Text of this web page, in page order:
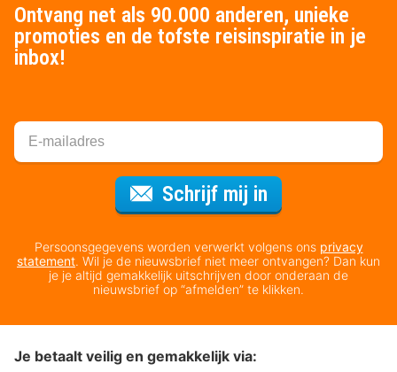
Ontvang net als 90.000 anderen, unieke
promoties en de tofste reisinspiratie in je
inbox!
Schrijf mij in
Persoonsgegevens worden verwerkt volgens ons privacy
statement. Wil je de nieuwsbrief niet meer ontvangen? Dan kun
je je altijd gemakkelijk uitschrijven door onderaan de
nieuwsbrief op “afmelden” te klikken.
Je betaalt veilig en gemakkelijk via: